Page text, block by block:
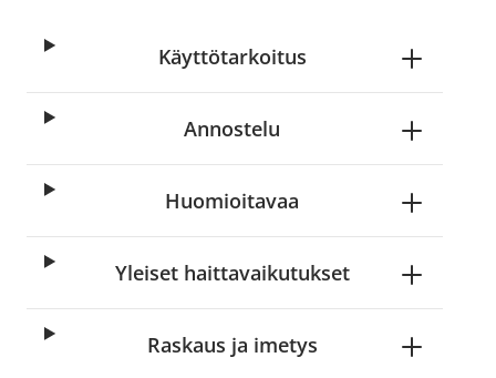
Käyttötarkoitus
Annostelu
Huomioitavaa
Yleiset haittavaikutukset
Raskaus ja imetys